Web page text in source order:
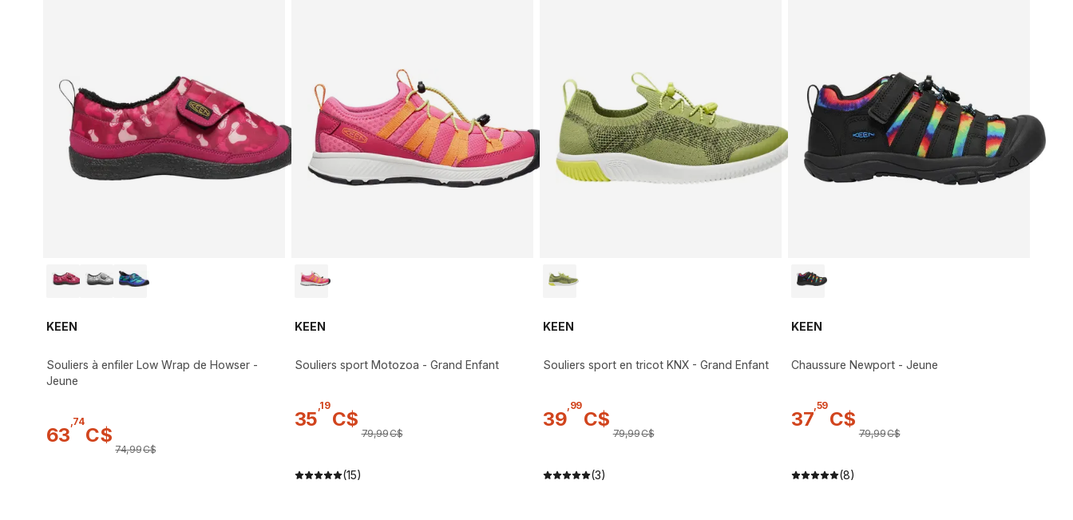
KEEN
Souliers à enfiler Low Wrap de Howser -
Jeune
63
74
C$
74,99C$
KEEN
Souliers sport Motozoa - Grand Enfant
35
19
C$
79,99C$
(15)
KEEN
Souliers sport en tricot KNX - Grand Enfant
39
99
C$
79,99C$
(3)
KEEN
Chaussure Newport - Jeune
37
59
C$
79,99C$
(8)